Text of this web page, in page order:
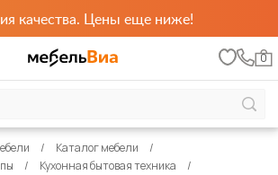
качества. Цены еще ниже!
0
Каталог мебели
Кухонная бытовая техника